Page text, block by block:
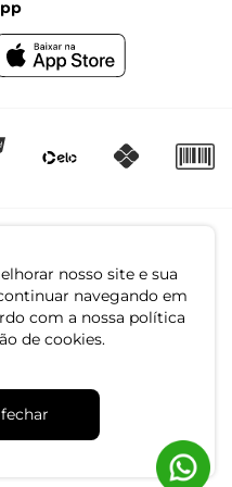
nosso site e sua
navegando em
com a nossa política
de cookies.
0001-05
080 - Luiz Alves - SC